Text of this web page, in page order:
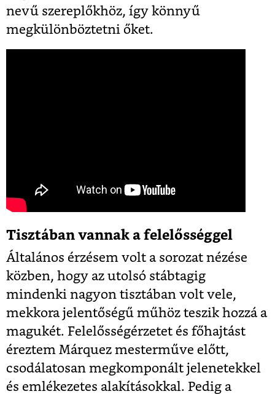
nevű szereplőkhöz, így könnyű
megkülönböztetni őket.
Tisztában vannak a felelősséggel
Általános érzésem volt a sorozat nézése
közben, hogy az utolsó stábtagig
mindenki nagyon tisztában volt vele,
mekkora jelentőségű műhöz teszik hozzá a
magukét. Felelősségérzetet és főhajtást
éreztem Márquez mesterműve előtt,
csodálatosan megkomponált jelenetekkel
és emlékezetes alakításokkal. Pedig a